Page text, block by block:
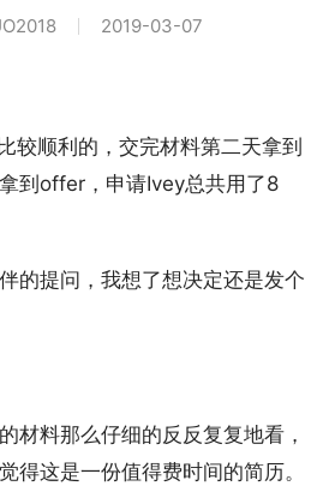
2019-03-07
较顺利的，交完材料第二天拿到
到offer，申请Ivey总共用了8
的提问，我想了想决定还是发个
材料那么仔细的反反复复地看，
得这是一份值得费时间的简历。